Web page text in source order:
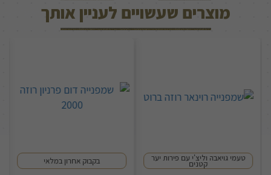
מוצרים שעשויים לעניין אותך
טעמי גויאבה וליצ'י עם פירות יער
קטנים בקבוק אחרון במלאי